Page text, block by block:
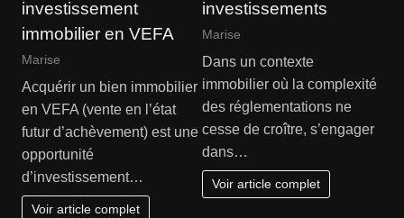
investissement
immobilier en VEFA
Marise
Acquérir un bien immobilier
en VEFA (vente en l’état
futur d’achèvement) est une
opportunité
d’investissement…
Voir article complet
investissements
Marise
Dans un contexte
immobilier où la complexité
des réglementations ne
cesse de croître, s’engager
dans…
Voir article complet